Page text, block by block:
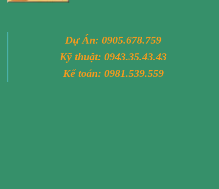
Dự Án: 0905.678.759
Kỹ thuật: 0943.35.43.43
Kế toán: 0981.539.559